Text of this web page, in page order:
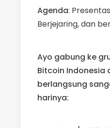
Agenda:
Berjejaring, dan
Ayo gabung ke
Bitcoin Indonesia
berlangsung
harinya: